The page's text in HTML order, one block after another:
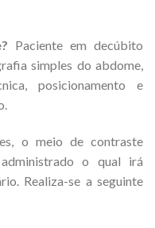
Paciente em decúbito
simples do abdome,
posicionamento e
o meio de contraste
o qual irá
Realiza-se a seguinte